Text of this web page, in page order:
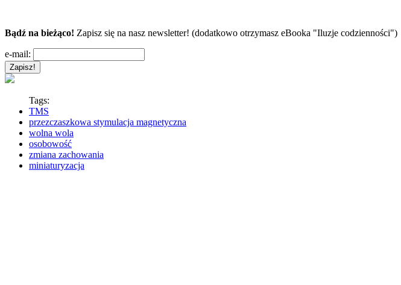
Bądź na bieżąco! Zapisz się na nasz newsletter! (dodatkowo otrzymasz eBooka "Iluzje codzienności")
e-mail:
Tags:
TMS
przezczaszkowa stymulacja magnetyczna
wolna wola
osobowość
zmiana zachowania
miniaturyzacja